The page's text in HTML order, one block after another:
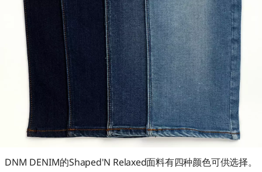
DNM DENIM的Shaped'N Relaxed面料有四种颜色可供选择。